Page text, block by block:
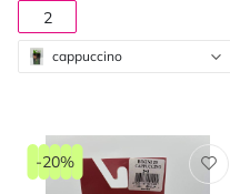
cappuccino
2
-20%